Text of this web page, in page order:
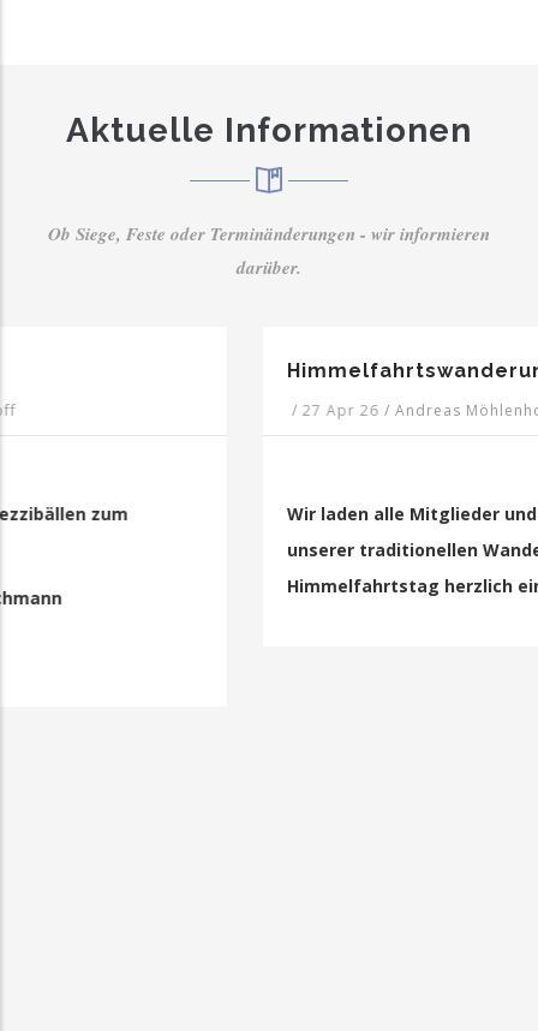
Aktuelle Informationen
Ob Siege, Feste oder Terminänderungen - wir informieren
darüber.
Himmelfahrtswanderung 2026
Andreas Möhlenhoff
Wir laden alle Mitglieder und Nichtmitglieder zu
unserer traditionellen Wanderung am
Himmelfahrtstag herzlich ein: